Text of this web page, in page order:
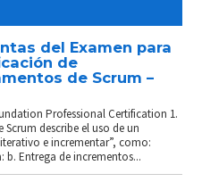
del Examen para
de
de Scrum –
Professional Certification 1.
Scrum describe el uso de un
e incrementar”, como:
b. Entrega de incrementos...